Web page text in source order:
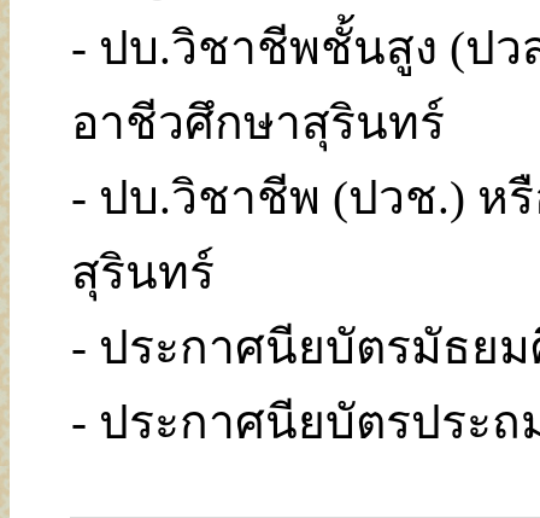
- ปบ.วิชาชีพชั้นสูง (ปว
อาชีวศึกษาสุรินทร์
- ปบ.วิชาชีพ (ปวช.) ห
สุรินทร์
- ประกาศนียบัตรมัธย
- ประกาศนียบัตรประถ